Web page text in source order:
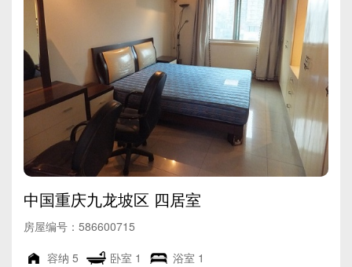
中国重庆九龙坡区 四居室
房屋编号：586600715
容纳 5 卧室 1 浴室 1